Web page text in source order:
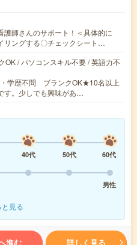
師さんのサポート！＜具体的に
リングする〇チェックシート…
OK / パソコンスキル不要 / 英語力不
学歴不問 ブランクOK★10名以上
す。少しでも興味があ…
40代 50代
60代
男性
と見る
進む 詳しく見る